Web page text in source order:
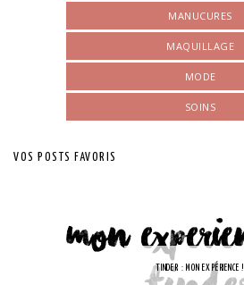
MANUCURES
MAQUILLAGE
MODE
SOINS
VOS POSTS FAVORIS
TINDER : MON EXPÉRIENCE !